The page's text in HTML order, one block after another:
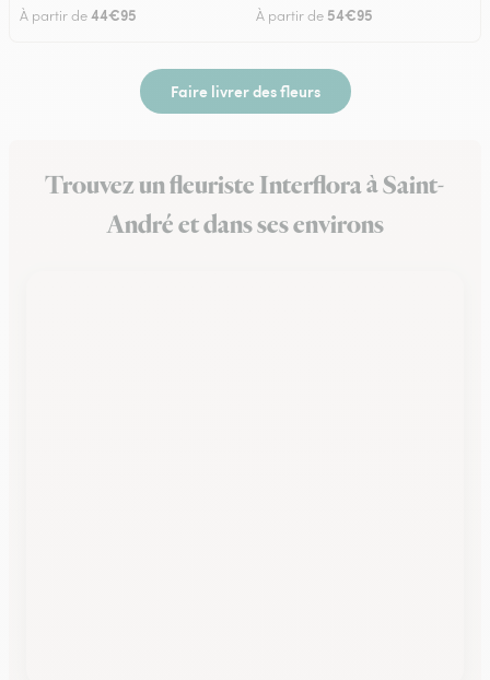
À partir de44€95 À partir de 54€95
Faire livrer des fleurs
Trouvez un fleuriste Interflora à Saint-
André et dans ses environs